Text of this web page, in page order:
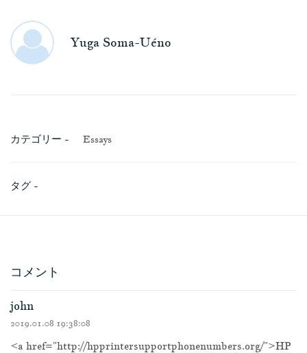
Yuga Soma-Uéno
カテゴリー - Essays
タグ -
コメント
john
2019.01.08 19:38:08
<a href="http://hpprintersupportphonenumbers.org/">HP